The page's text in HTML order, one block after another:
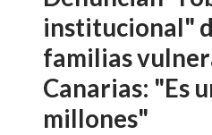
institucional"
familias
Canarias: "Es
millones"